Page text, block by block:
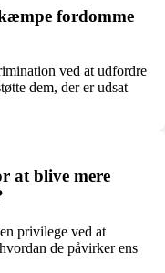
fordomme
ved at udfordre
dem, der er udsat
at blive mere
privilege ved at
de påvirker ens